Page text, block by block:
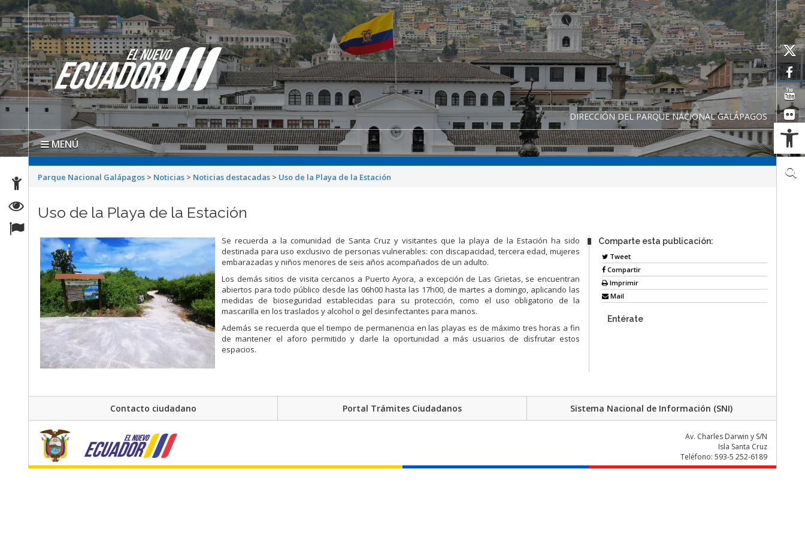
DIRECCIÓN DEL PARQUE NACIONAL GALÁPAGOS
MENÚ
Parque Nacional Galápagos > Noticias > Noticias destacadas > Uso de la Playa de la Estación
Uso de la Playa de la Estación
Se recuerda a la comunidad de Santa Cruz y visitantes que la playa de la Estación ha sido
destinada para uso exclusivo de personas vulnerables: con discapacidad, tercera edad, mujeres
embarazadas y niños menores de seis años acompañados de un adulto.
Los demás sitios de visita cercanos a Puerto Ayora, a excepción de Las Grietas, se encuentran
abiertos para todo público desde las 06h00 hasta las 17h00, de martes a domingo, aplicando las
medidas de bioseguridad establecidas para su protección, como el uso obligatorio de la
mascarilla en los traslados y alcohol o gel desinfectantes para manos.
Además se recuerda que el tiempo de permanencia en las playas es de máximo tres horas a fin
de mantener el aforo permitido y darle la oportunidad a más usuarios de disfrutar estos
espacios.
Comparte esta publicación:
Tweet
Compartir
Imprimir
Mail
Entérate
Contacto ciudadano Portal Trámites Ciudadanos Sistema Nacional de Información (SNI)
Av. Charles Darwin y S/N
Isla Santa Cruz
Teléfono: 593-5 252-6189